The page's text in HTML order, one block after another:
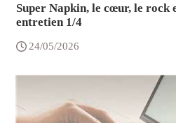
Super Napkin, le cœur, le rock
entretien 1/4
24/05/2026